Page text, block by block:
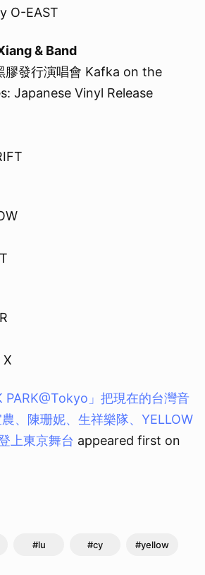
O-EAST
& Band
膠發行演唱會 Kafka on the
Japanese Vinyl Release
X
PARK@Tokyo」把現在的台灣音
、陳珊妮、生祥樂隊、YELLOW
上東京舞台 appeared first on
#lu #cy #yellow